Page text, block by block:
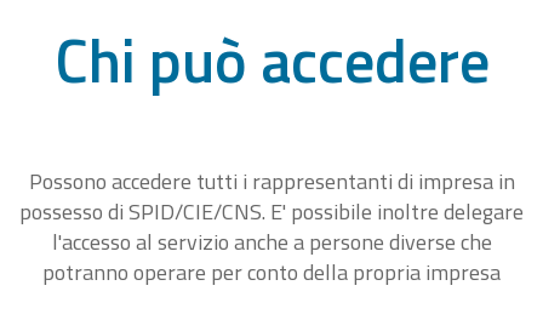
Chi può accedere
Possono accedere tutti i rappresentanti di impresa in
possesso di SPID/CIE/CNS. E' possibile inoltre delegare
l'accesso al servizio anche a persone diverse che
potranno operare per conto della propria impresa